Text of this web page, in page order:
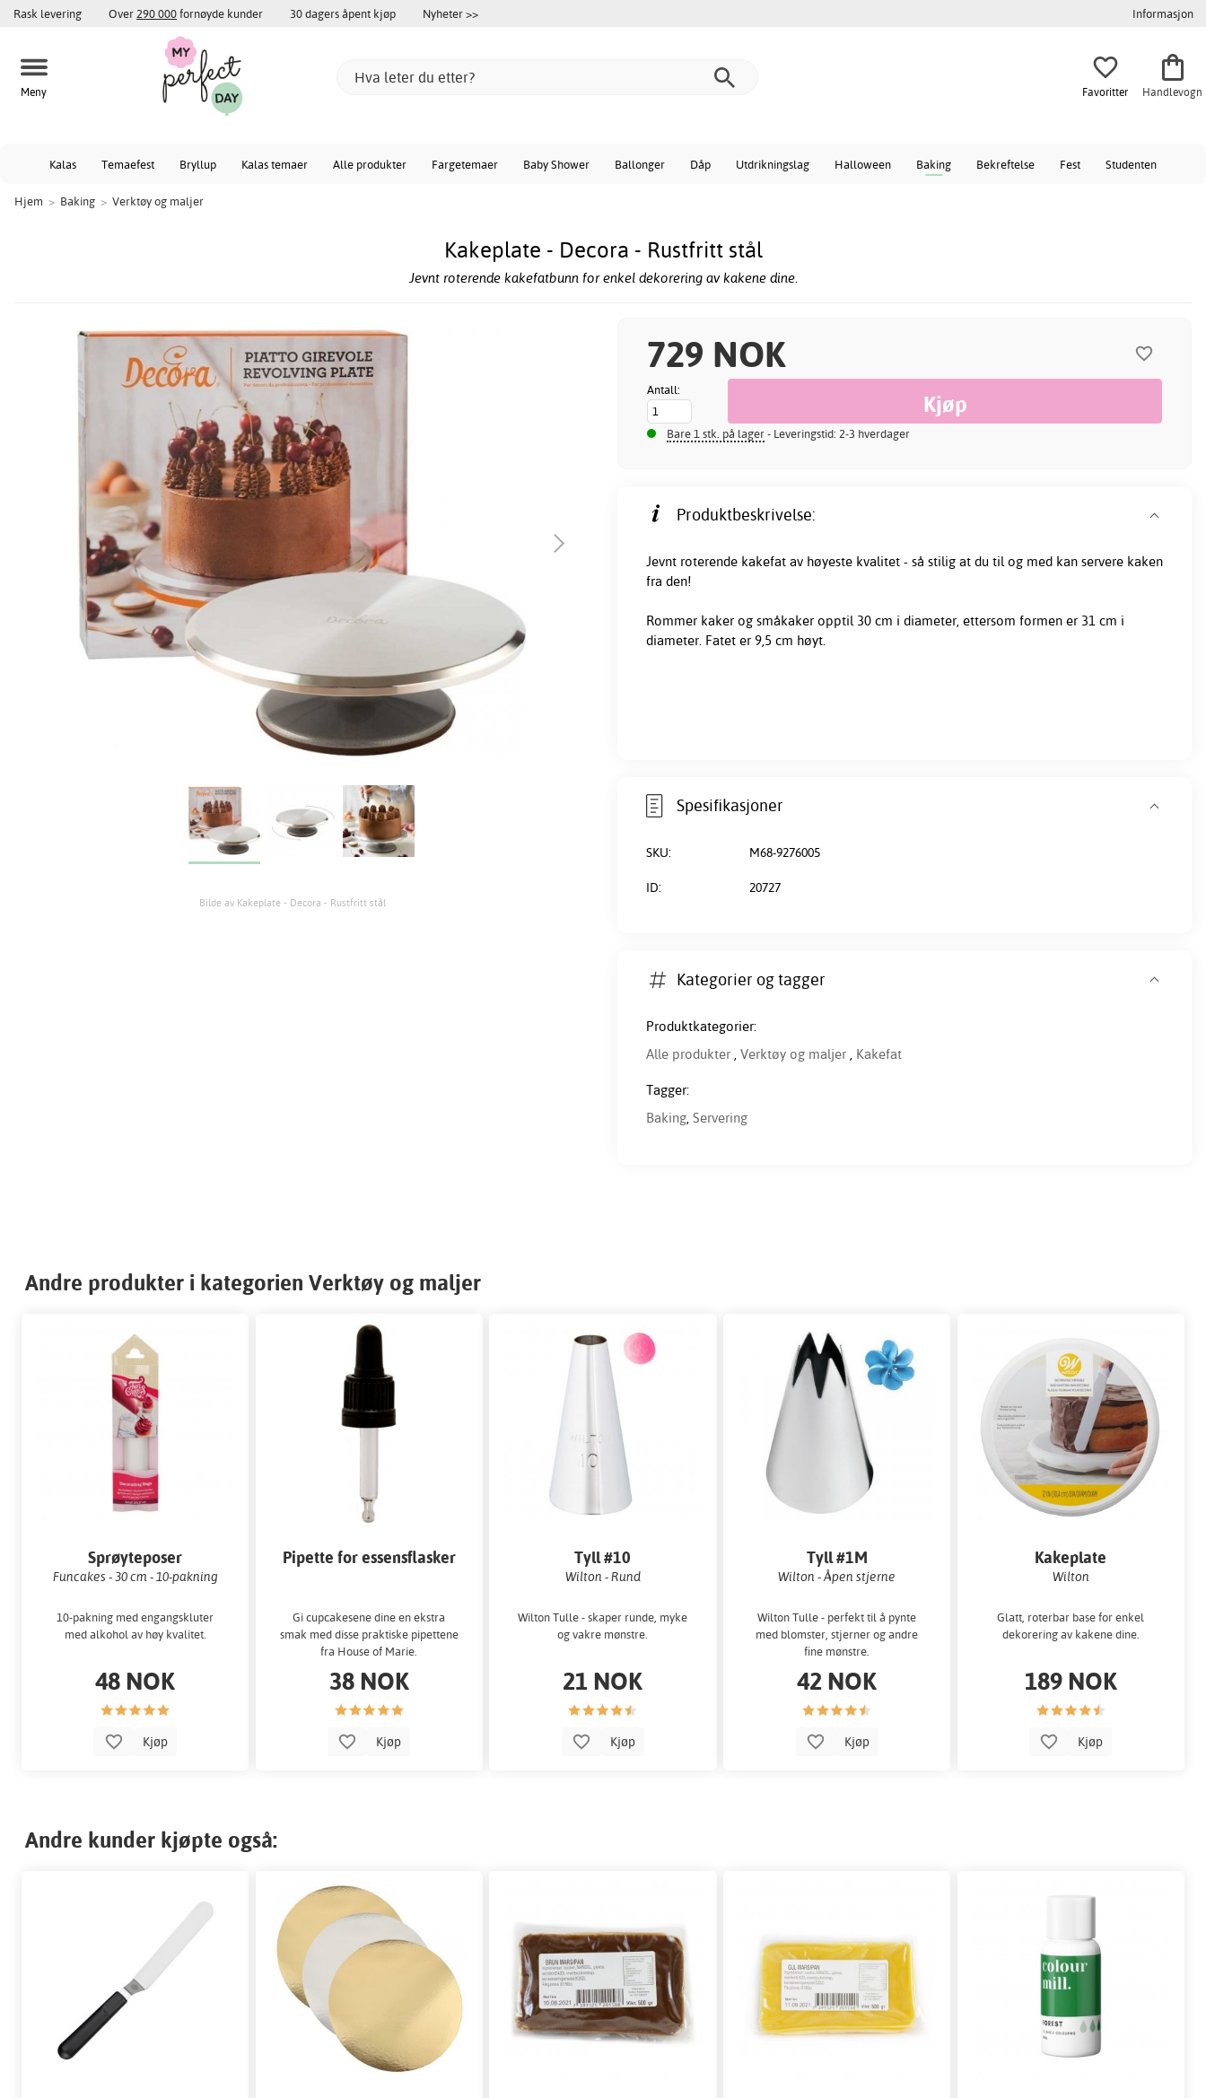
Rask levering Over 290 000fornøyde kunder 30 dagers åpent kjøp Nyheter >> Informasjon
Meny Favoritter Handlevogn
Kalas Temaefest Bryllup Kalas temaer Alle produkter Fargetemaer Baby Shower Ballonger Dåp Utdrikningslag Halloween Baking Bekreftelse Fest Studenten
Hjem > Baking > Verktøy og maljer
Kakeplate - Decora - Rustfritt stål
Jevnt roterende kakefatbunn for enkel dekorering av kakene dine.
Bilde av Kakeplate - Decora - Rustfritt stål
729 NOK
Antall:
Bare 1 stk. på lager- Leveringstid: 2-3 hverdager
Produktbeskrivelse:
Jevnt roterende kakefat av høyeste kvalitet - så stilig at du til og med kan servere kaken
fra den!
Rommer kaker og småkaker opptil 30 cm i diameter, ettersom formen er 31 cm i
diameter. Fatet er 9,5 cm høyt.
Spesifikasjoner
SKU: M68-9276005
ID: 20727
Kategorier og tagger
Produktkategorier:
Alle produkter , Verktøy og maljer , Kakefat
Tagger:
Baking, Servering
Andre produkter i kategorien Verktøy og maljer
Sprøyteposer
Funcakes - 30 cm - 10-pakning
10-pakning med engangskluter
med alkohol av høy kvalitet.
48 NOK
Kjøp
Pipette for essensflasker
Gi cupcakesene dine en ekstra
smak med disse praktiske pipettene
fra House of Marie.
38 NOK
Kjøp
Tyll #10
Wilton - Rund
Wilton Tulle - skaper runde, myke
og vakre mønstre.
21 NOK
Kjøp
Tyll #1M
Wilton - Åpen stjerne
Wilton Tulle - perfekt til å pynte
med blomster, stjerner og andre
fine mønstre.
42 NOK
Kjøp
Kakeplate
Wilton
Glatt, roterbar base for enkel
dekorering av kakene dine.
189 NOK
Kjøp
Andre kunder kjøpte også: